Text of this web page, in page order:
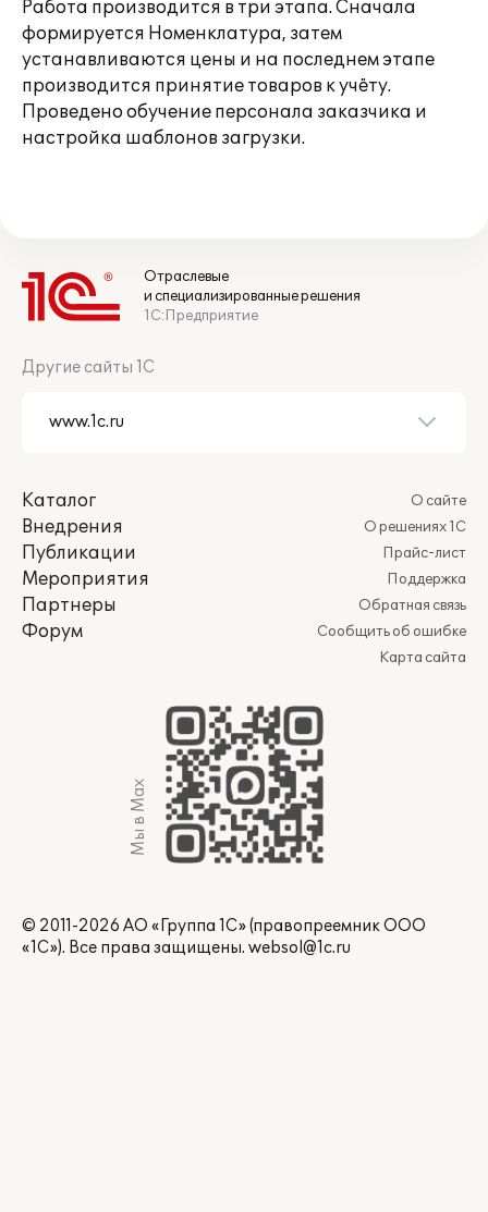
Работа производится в три этапа. Сначала
формируется Номенклатура, затем
устанавливаются цены и на последнем этапе
производится принятие товаров к учёту.
Проведено обучение персонала заказчика и
настройка шаблонов загрузки.
Отраслевые
и специализированные решения
1С:Предприятие
Другие сайты 1С
Каталог
Внедрения
Публикации
Мероприятия
Партнеры
Форум
О сайте
О решениях 1С
Прайс-лист
Поддержка
Обратная связь
Сообщить об ошибке
Карта сайта
Мы в Max
© 2011-2026 АО «Группа 1С» (правопреемник ООО
«1С»). Все права защищены. websol@1c.ru